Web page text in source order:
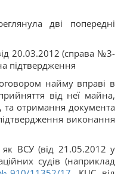
дві попередні
20.03.2012 (справа №3-
підтвердження
найму вправі в
від неї майна,
та отримання документа
виконання
ВСУ (від 21.05.2012 у
судів (наприклад